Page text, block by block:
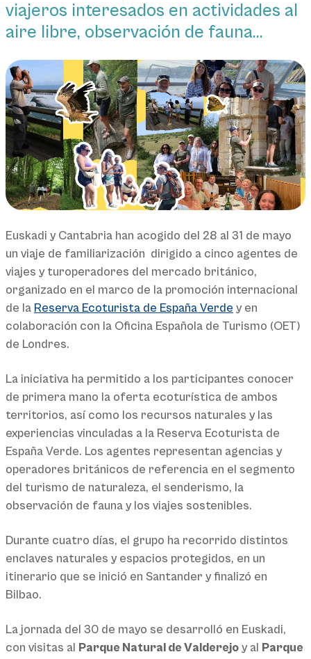
viajeros interesados en actividades al
aire libre, observación de fauna...
Euskadi y Cantabria han acogido del 28 al 31 de mayo
un viaje de familiarización dirigido a cinco agentes de
viajes y turoperadores del mercado británico,
organizado en el marco de la promoción internacional
de la Reserva Ecoturista de España Verde y en
colaboración con la Oficina Española de Turismo (OET)
de Londres.
La iniciativa ha permitido a los participantes conocer
de primera mano la oferta ecoturística de ambos
territorios, así como los recursos naturales y las
experiencias vinculadas a la Reserva Ecoturista de
España Verde. Los agentes representan agencias y
operadores británicos de referencia en el segmento
del turismo de naturaleza, el senderismo, la
observación de fauna y los viajes sostenibles.
Durante cuatro días, el grupo ha recorrido distintos
enclaves naturales y espacios protegidos, en un
itinerario que se inició en Santander y finalizó en
Bilbao.
La jornada del 30 de mayo se desarrolló en Euskadi,
con visitas al Parque Natural de Valderejo y al Parque